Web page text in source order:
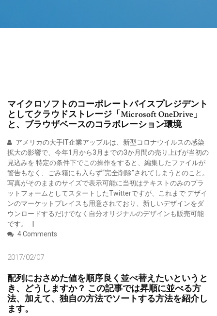
マイクロソフトのコーポレートバイスプレジデント
としてクラウドストレージ「Microsoft OneDrive」
と、ブラウザベースのコラボレーション環境
アメリカの大手IT企業アップルは、新型コロナウイルスの感染
拡大の影響で、今年1月から3月までの3か月間の売り上げが当初の
見込みを 特定の条件下でこの操作をすると、編集したファイルが
警告もなく、ごみ箱にも入らず“完全削除"されてしまうとのこと。
写真がそのままのサイズで表示可能に当初はテキストのみのプラ
ットフォームとしてスタートしたTwitterですが、これまで デザイ
ンのマーケットプレイスも用意されており、新しいデザインをダ
ウンロードするだけでなく自分オリジナルのデザインも販売可能
です。
4 Comments
2017/02/07
配列におさめた値を順序良く並べ替えたいというと
き、どうしますか？ この記事では昇順に並べる方
法、加えて、独自の方法でソートする方法を紹介し
ます。